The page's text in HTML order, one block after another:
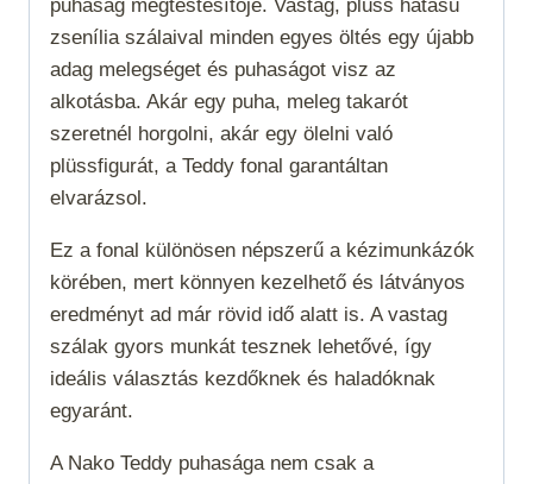
puhaság megtestesítője. Vastag, plüss hatású
zsenília szálaival minden egyes öltés egy újabb
adag melegséget és puhaságot visz az
alkotásba. Akár egy puha, meleg takarót
szeretnél horgolni, akár egy ölelni való
plüssfigurát, a Teddy fonal garantáltan
elvarázsol.
Ez a fonal különösen népszerű a kézimunkázók
körében, mert könnyen kezelhető és látványos
eredményt ad már rövid idő alatt is. A vastag
szálak gyors munkát tesznek lehetővé, így
ideális választás kezdőknek és haladóknak
egyaránt.
A Nako Teddy puhasága nem csak a